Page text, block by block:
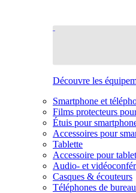
Découvre les
Smartphone et
Films protecteurs
Étuis pour
Accessoires pour
Tablette
Accessoire pour
Audio- et
Casques & écouteurs
Téléphones de